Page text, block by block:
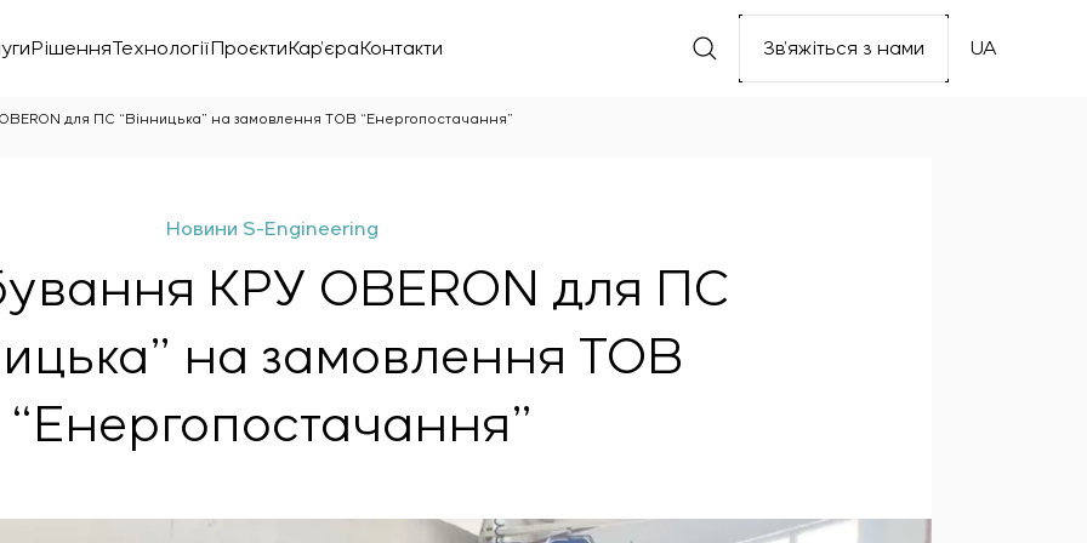
РішенняТехнологіїПроєктиКар’єраКонтакти Зв’яжіться з нами UA
лабораторії
для ПС “Вінницька” на замовлення ТОВ “Енергопостачання”
Новини S-Engineering
КРУ OBERON для ПС
на замовлення ТОВ
“Енергопостачання”